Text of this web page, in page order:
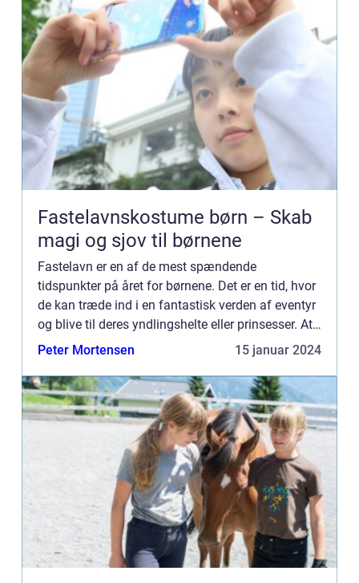
Fastelavnskostume børn – Skab
magi og sjov til børnene
Fastelavn er en af de mest spændende
tidspunkter på året for børnene. Det er en tid, hvor
de kan træde ind i en fantastisk verden af eventyr
og blive til deres yndlingshelte eller prinsesser. At
finde det perfekte fastelavnskostume til dit barn er
Peter Mortensen 15 januar 2024